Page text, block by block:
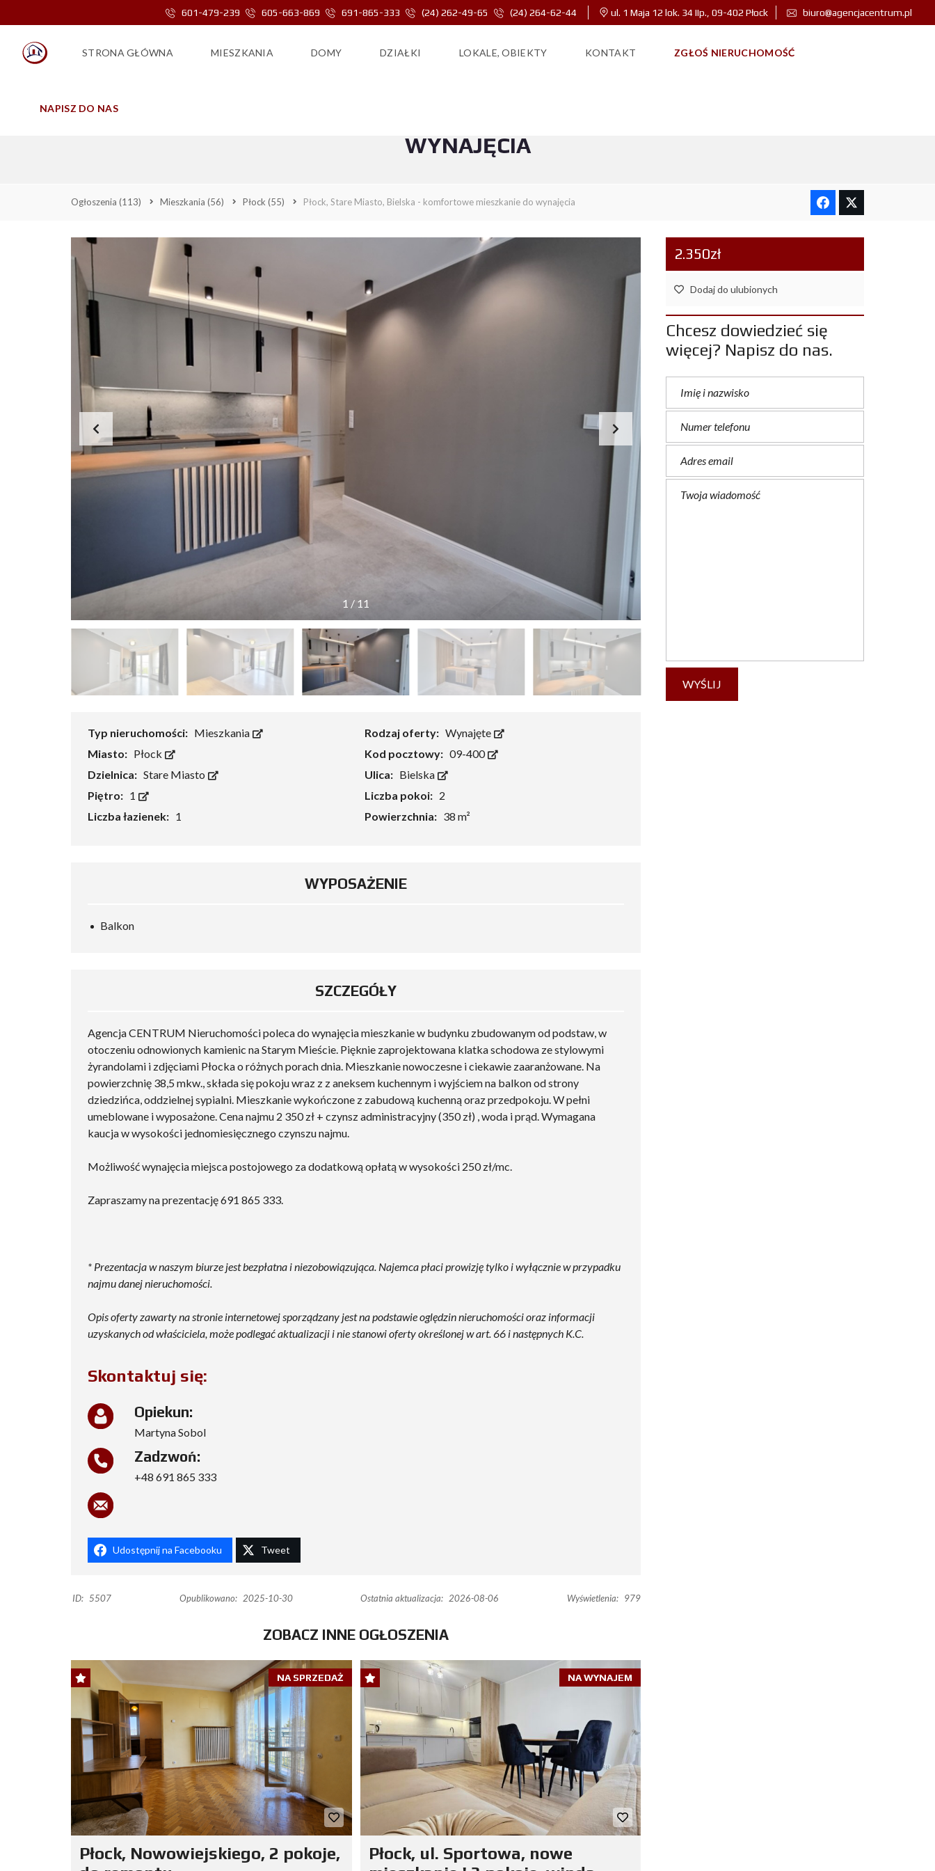
601-479-239 605-663-869 691-865-333 (24) 262-49-65 (24) 264-62-44 ul. 1 Maja 12 lok. 34 IIp., 09-402 Płock biuro@agencjacentrum.pl
STRONA GŁÓWNA MIESZKANIA DOMY DZIAŁKI LOKALE, OBIEKTY KONTAKT ZGŁOŚ NIERUCHOMOŚĆ
NAPISZ DO NAS
WYNAJĘCIA
Ogłoszenia (113) Mieszkania (56) Płock (55) Płock, Stare Miasto, Bielska - komfortowe mieszkanie do wynajęcia
1 / 11
Typ nieruchomości: Mieszkania Rodzaj oferty: Wynajęte
Miasto: Płock Kod pocztowy: 09-400
Dzielnica: Stare Miasto Ulica: Bielska
Piętro: 1 Liczba pokoi: 2
Liczba łazienek: 1 Powierzchnia: 38 m²
WYPOSAŻENIE
Balkon
SZCZEGÓŁY
Agencja CENTRUM Nieruchomości poleca do wynajęcia mieszkanie w budynku zbudowanym od podstaw, w
otoczeniu odnowionych kamienic na Starym Mieście. Pięknie zaprojektowana klatka schodowa ze stylowymi
żyrandolami i zdjęciami Płocka o różnych porach dnia. Mieszkanie nowoczesne i ciekawie zaaranżowane. Na
powierzchnię 38,5 mkw., składa się pokoju wraz z z aneksem kuchennym i wyjściem na balkon od strony
dziedzińca, oddzielnej sypialni. Mieszkanie wykończone z zabudową kuchenną oraz przedpokoju. W pełni
umeblowane i wyposażone. Cena najmu 2 350 zł + czynsz administracyjny (350 zł) , woda i prąd. Wymagana
kaucja w wysokości jednomiesięcznego czynszu najmu.
Możliwość wynajęcia miejsca postojowego za dodatkową opłatą w wysokości 250 zł/mc.
Zapraszamy na prezentację 691 865 333.
* Prezentacja w naszym biurze jest bezpłatna i niezobowiązująca. Najemca płaci prowizję tylko i wyłącznie w przypadku
najmu danej nieruchomości.
Opis oferty zawarty na stronie internetowej sporządzany jest na podstawie oględzin nieruchomości oraz informacji
uzyskanych od właściciela, może podlegać aktualizacji i nie stanowi oferty określonej w art. 66 i następnych K.C.
Skontaktuj się:
Opiekun:
Martyna Sobol
Zadzwoń:
+48 691 865 333
Udostępnij na Facebooku Tweet
ID: 5507 Opublikowano: 2025-10-30 Ostatnia aktualizacja: 2026-08-06 Wyświetlenia: 979
ZOBACZ INNE OGŁOSZENIA
NA SPRZEDAŻ
Płock, Nowowiejskiego, 2 pokoje,
NA WYNAJEM
Płock, ul. Sportowa, nowe
2.350zł
Dodaj do ulubionych
Chcesz dowiedzieć się
więcej? Napisz do nas.